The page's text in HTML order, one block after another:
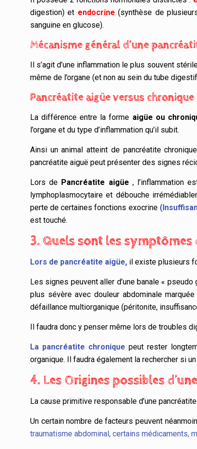
digestion) et endocrine(synthèse de
sanguine en glucose).
Mécanisme général d’une
Il s’agit d’une inflammation le plus souvent
même de l’organe (et non au sein du tube
Pancréatite aigüe versus chronique
La différence entre la forme aigüe ou
l’organe et du type d’inflammation qu’il subit.
Ainsi un animal atteint de pancréatite
pancréatite aiguë peut présenter des signes
Lors de Pancréatite aigüe , l’inflammation
lymphoplasmocytaire et débouche
perte de certaines fonctions exocrine
est touché.
3. Quels sont les symptômes
Lors de pancréatite aigüe, il existe plusieurs
Les signes peuvent aller d’une banale «
plus sévère avec douleur abdominale
défaillance multiorganique (péritonite,
Il faudra donc y penser même lors de troubles
La pancréatite chronique peut rester
organique. Il faudra également la rechercher si
4. Les Origines possibles
La cause primitive responsable d’une
Un certain nombre de facteurs peuvent
traumatisme abdominal, certains médicaments,